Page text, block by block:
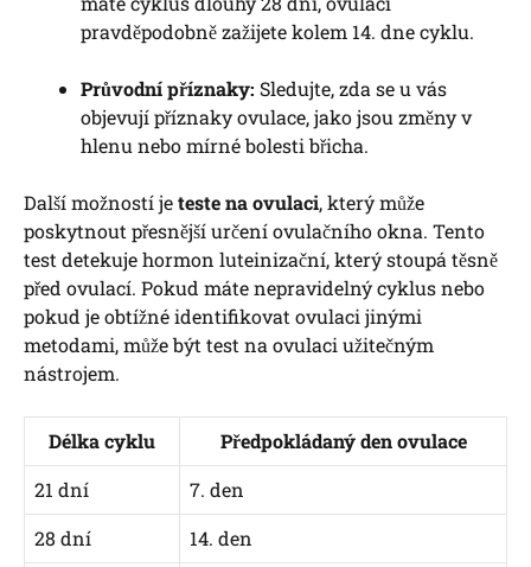
pravděpodobně zažijete kolem 14. dne cyklu.
Průvodní příznaky: Sledujte, zda se u vás
objevují příznaky ovulace, jako jsou změny v
hlenu nebo mírné bolesti břicha.
Další možností jeteste na ovulaci, který může
poskytnout přesnější určení ovulačního okna. Tento
test detekuje hormon luteinizační, který stoupá těsně
před ovulací. Pokud máte nepravidelný cyklus nebo
pokud je obtížné identifikovat ovulaci jinými
metodami, může být test na ovulaci užitečným
nástrojem.
Délka cyklu
Předpokládaný den ovulace
21 dní
7. den
28 dní
14. den